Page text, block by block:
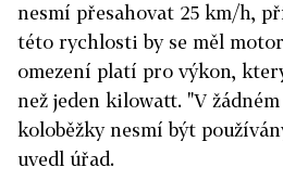
nesmí přesahovat 25 km/h,
této rychlosti by se měl
omezení platí pro výkon,
než jeden kilowatt. "V
koloběžky nesmí být
uvedl úřad.